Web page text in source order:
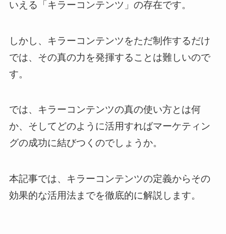
いえる「キラーコンテンツ」の存在です。
しかし、キラーコンテンツをただ制作するだけ
では、その真の力を発揮することは難しいので
す。
では、キラーコンテンツの真の使い方とは何
か、そしてどのように活用すればマーケティン
グの成功に結びつくのでしょうか。
本記事では、キラーコンテンツの定義からその
効果的な活用法までを徹底的に解説します。